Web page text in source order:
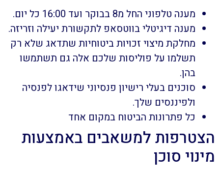
מענה טלפוני החל מ8 בבוקר ועד 16:00 כל יום.
מענה דיגיטלי בווטסאפ לתקשורת יעילה וזריזה.
מחלקת מיצוי זכויות ביטוחיות שתדאג שלא רק
תשלמו על פוליסות שלכם אלה גם תשתמשו
בהן.
סוכנים בעלי רישיון פנסיוני שידאגו לפנסיה
ולפיננסים שלך.
כל פתרונות הביטוח במקום אחד
הצטרפות למשאבים באמצעות
מינוי סוכן